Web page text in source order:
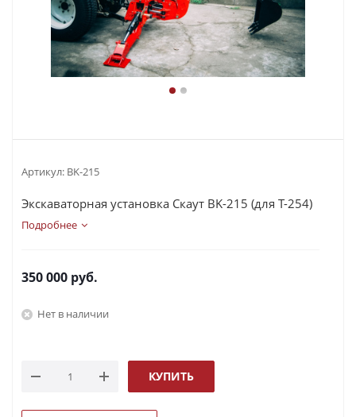
Артикул: BK-215
Экскаваторная установка Скаут BK-215 (для T-254)
Подробнее
350 000 руб.
Нет в наличии
КУПИТЬ